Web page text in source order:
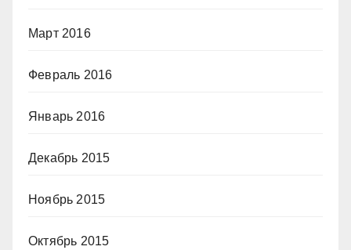
Март 2016
Февраль 2016
Январь 2016
Декабрь 2015
Ноябрь 2015
Октябрь 2015